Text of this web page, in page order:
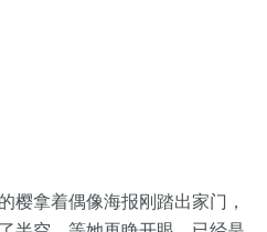
樱拿着偶像海报刚踏出家门，